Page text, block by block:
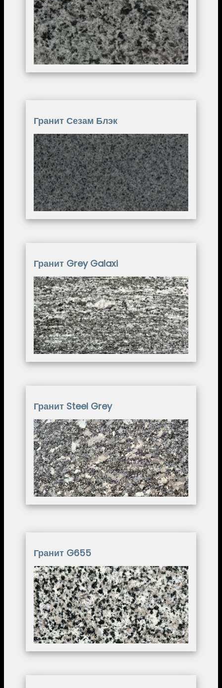
Гранит Сезам Блэк
Image
Гранит Grey Galaxi
Image
Гранит Steel Grey
Image
Гранит G655
Image